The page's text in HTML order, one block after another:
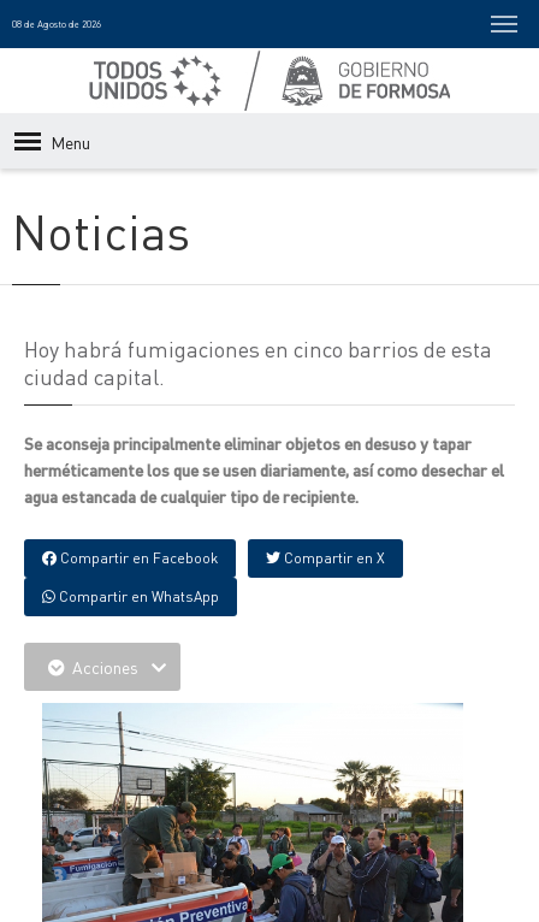
08 de Agosto de 2026
Menu
Noticias
Hoy habrá fumigaciones en cinco barrios de esta
ciudad capital.
Se aconseja principalmente eliminar objetos en desuso y tapar
herméticamente los que se usen diariamente, así como desechar el
agua estancada de cualquier tipo de recipiente.
Compartir en Facebook Compartir en X
Compartir en WhatsApp
Acciones